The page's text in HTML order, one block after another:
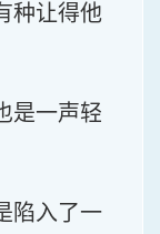
种让得他
是一声轻
陷入了一